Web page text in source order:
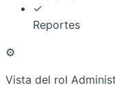
✓
Reportes
⚙️
Vista del rol